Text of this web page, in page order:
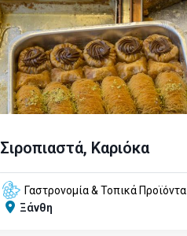
Σιροπιαστά, Καριόκα
Γαστρονομία & Τοπικά Προϊόντα
Ξάνθη